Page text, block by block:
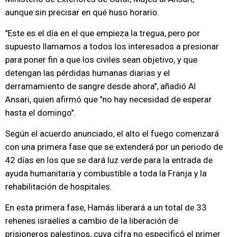
aunque sin precisar en qué huso horario.
"Este es el día en el que empieza la tregua, pero por
supuesto llamamos a todos los interesados a presionar
para poner fin a que los civiles sean objetivo, y que
detengan las pérdidas humanas diarias y el
derramamiento de sangre desde ahora", añadió Al
Ansari, quien afirmó que "no hay necesidad de esperar
hasta el domingo".
Según el acuerdo anunciado, el alto el fuego comenzará
con una primera fase que se extenderá por un periodo de
42 días en los que se dará luz verde para la entrada de
ayuda humanitaria y combustible a toda la Franja y la
rehabilitación de hospitales.
En esta primera fase, Hamás liberará a un total de 33
rehenes israelíes a cambio de la liberación de
prisioneros palestinos, cuya cifra no especificó el primer